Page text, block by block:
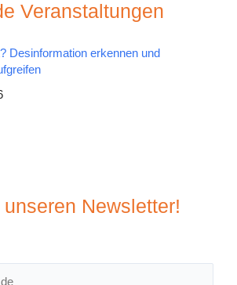
Veranstaltungen
Desinformation erkennen und
Newsletter!